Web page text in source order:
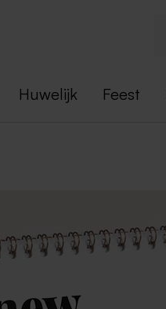
Huwelijk Feest